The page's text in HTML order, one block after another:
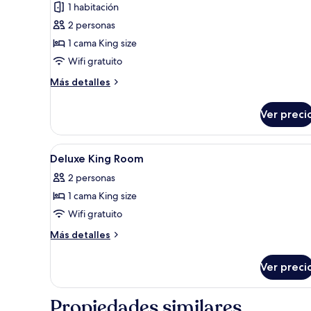
de
Habitación
doble
Deluxe
opinión)
1 habitación
2 personas
1 cama King size
Wifi gratuito
Más detalles
Más
doble
Deluxe
Ver
Abrir
todas
las
fotos
de
Deluxe
Escritorio, insonorización y wifi
3
Deluxe King Room
2 personas
1 cama King size
Wifi gratuito
Más detalles
Más
King
Ver